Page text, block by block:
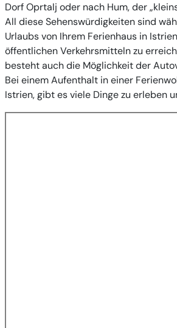
Dorf Oprtalj oder nach Hum, der
All diese Sehenswürdigkeiten sind
Urlaubs von Ihrem Ferienhaus in
öffentlichen Verkehrsmitteln zu
besteht auch die Möglichkeit der
Bei einem Aufenthalt in einer
Istrien, gibt es viele Dinge zu erleben